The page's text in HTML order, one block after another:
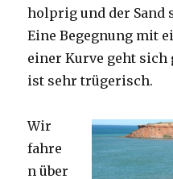
holprig und der Sand
Eine Begegnung mit
einer Kurve geht sich
ist sehr trügerisch.
Wir
fahre
n über